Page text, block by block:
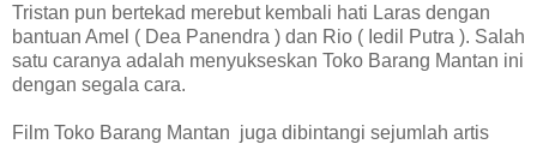
Tristan pun bertekad merebut kembali hati Laras dengan
bantuan Amel ( Dea Panendra ) dan Rio ( Iedil Putra ). Salah
satu caranya adalah menyukseskan Toko Barang Mantan ini
dengan segala cara.
Film Toko Barang Mantan juga dibintangi sejumlah artis